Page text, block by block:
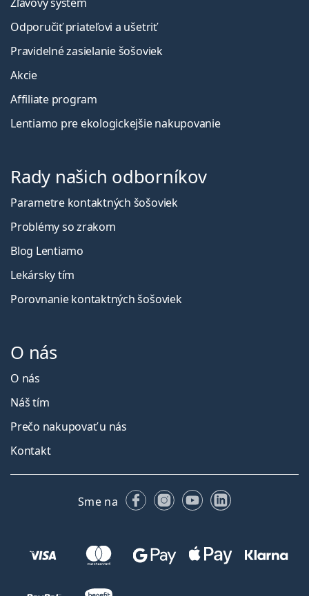
Odporučiť priateľovi a ušetriť
Pravidelné zasielanie šošoviek
Akcie
Affiliate program
Lentiamo pre ekologickejšie nakupovanie
Rady našich odborníkov
Parametre kontaktných šošoviek
Problémy so zrakom
Blog Lentiamo
Lekársky tím
Porovnanie kontaktných šošoviek
O nás
O nás
Náš tím
Prečo nakupovať u nás
Kontakt
Sme na FacebookuInstagrame
YouTubeLinkedIn